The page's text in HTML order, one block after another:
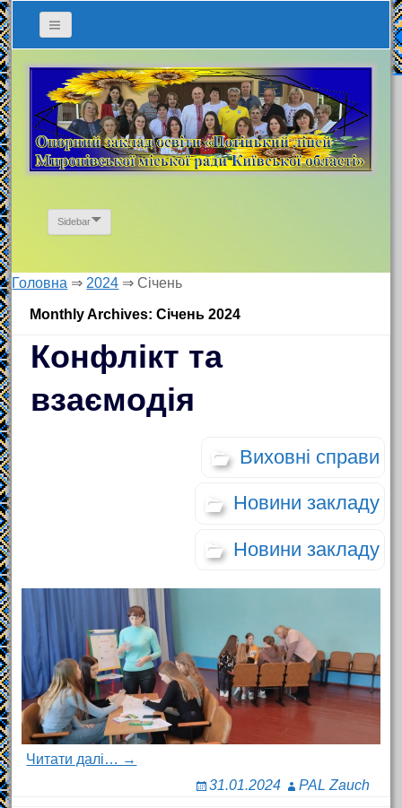
Sidebar
Головна ⇒ 2024 ⇒Січень
Monthly Archives: Січень 2024
Конфлікт та
взаємодія
Виховні справи
Новини закладу
Новини закладу
Читати далі… →
31.01.2024
PAL Zauch